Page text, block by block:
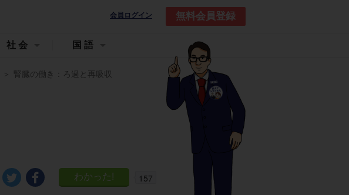
会員ログイン 無料会員登録
社会 国語
腎臓の働き：ろ過と再吸収
157